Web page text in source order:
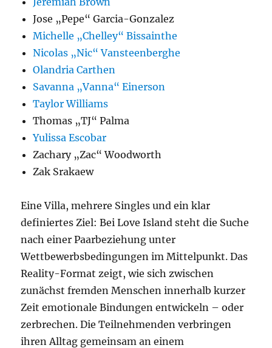
Jose „Pepe“ Garcia-Gonzalez
Michelle „Chelley“ Bissainthe
Nicolas „Nic“ Vansteenberghe
Olandria Carthen
Savanna „Vanna“ Einerson
Taylor Williams
Thomas „TJ“ Palma
Yulissa Escobar
Zachary „Zac“ Woodworth
Zak Srakaew
Eine Villa, mehrere Singles und ein klar
definiertes Ziel: Bei Love Island steht die Suche
nach einer Paarbeziehung unter
Wettbewerbsbedingungen im Mittelpunkt. Das
Reality-Format zeigt, wie sich zwischen
zunächst fremden Menschen innerhalb kurzer
Zeit emotionale Bindungen entwickeln – oder
zerbrechen. Die Teilnehmenden verbringen
ihren Alltag gemeinsam an einem